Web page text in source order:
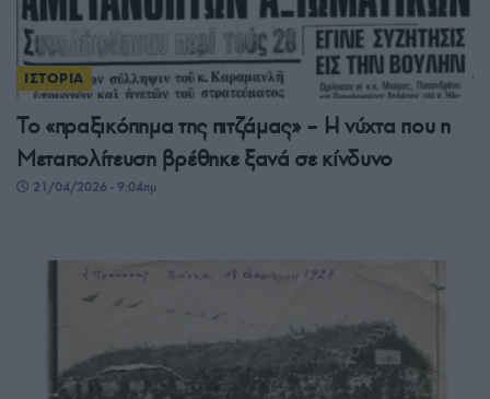
ΙΣΤΟΡΙΑ
Το «πραξικόπημα της πιτζάμας» – Η νύχτα που η
Μεταπολίτευση βρέθηκε ξανά σε κίνδυνο
21/04/2026 - 9:04πμ